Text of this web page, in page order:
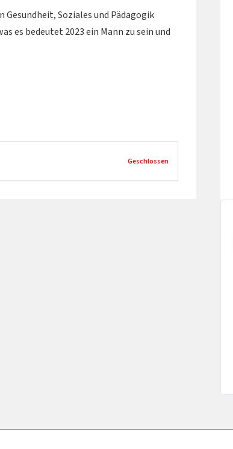
Soziales und Pädagogik
es bedeutet 2023 ein Mann zu sein und
Geschlossen